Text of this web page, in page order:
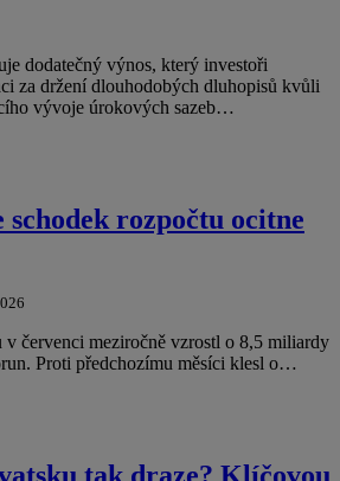
dodatečný výnos, který investoři
za držení dlouhodobých dluhopisů kvůli
vývoje úrokových sazeb…
rozpočtu ocitne
červenci meziročně vzrostl o 8,5 miliardy
Proti předchozímu měsíci klesl o…
tak draze? Klíčovou